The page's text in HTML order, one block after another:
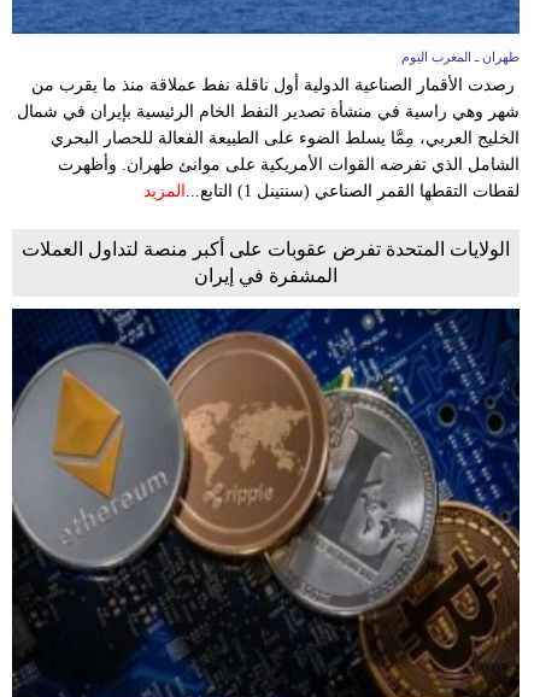
طهران ـ المغرب اليوم
رصدت الأقمار الصناعية الدولية أول ناقلة نفط عملاقة منذ ما يقرب من
شهر وهي راسية في منشأة تصدير النفط الخام الرئيسية بإيران في شمال
الخليج العربي، مِمَّا يسلط الضوء على الطبيعة الفعالة للحصار البحري
الشامل الذي تفرضه القوات الأمريكية على موانئ طهران. وأظهرت
لقطات التقطها القمر الصناعي (سنتينل 1) التابع...
المزيد
الولايات المتحدة تفرض عقوبات على أكبر منصة لتداول العملات
المشفرة في إيران